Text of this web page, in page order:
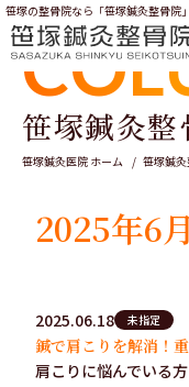
笹塚の整骨院なら「笹塚鍼灸整骨院」
笹塚鍼灸整
笹塚鍼灸医院 ホーム 笹塚鍼
2025年6
2025.06.18 未指定
鍼で肩こりを解消！
肩こりに悩んでいる